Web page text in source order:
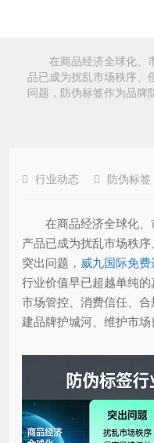
在商品经济全球化、市
品已成为扰乱市场秩序、
问题，防伪标签作为品牌
行业动态 防伪标签
在商品经济全球化、
产品已成为扰乱市场秩
突出问题， 威九国际免费
行业价值早已超越单纯的
市场管控、消费信任、
建品牌护城河、维护市场